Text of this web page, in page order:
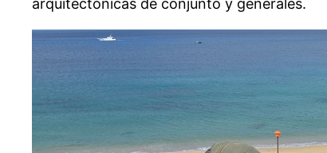
arquitectónicas de conjunto y generales.